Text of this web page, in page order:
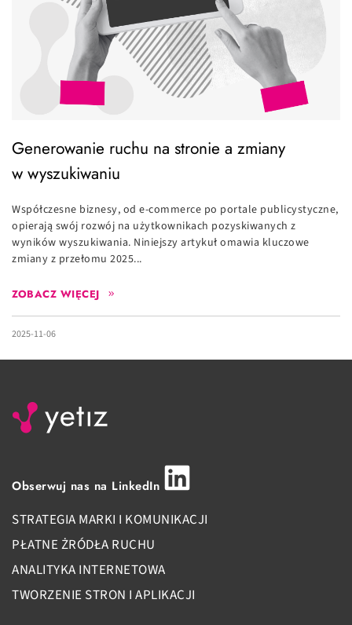
Generowanie ruchu na stronie a zmiany
w wyszukiwaniu
Współczesne biznesy, od e-commerce po portale publicystyczne,
opierają swój rozwój na użytkownikach pozyskiwanych z
wyników wyszukiwania. Niniejszy artykuł omawia kluczowe
zmiany z przełomu 2025...
ZOBACZ WIĘCEJ
2025-11-06
Obserwuj nas na LinkedIn
STRATEGIA MARKI I KOMUNIKACJI
PŁATNE ŻRÓDŁA RUCHU
ANALITYKA INTERNETOWA
TWORZENIE STRON I APLIKACJI